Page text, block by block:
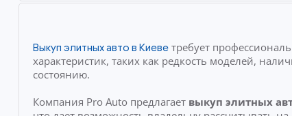
Выкуп элитных авто в Киеветребует
характеристик, таких как редкость моделей,
состоянию.
Компания Pro Auto предлагает выкуп элитных